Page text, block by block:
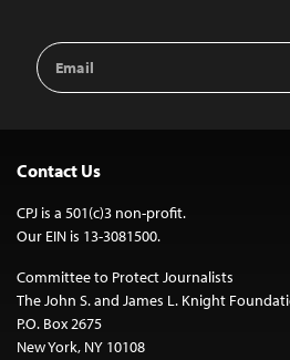
Email
Address
Contact Us
CPJ is a 501(c)3 non-profit.
Our EIN is 13-3081500.
Committee to Protect Journalists
The John S. and James L. Knight
P.O. Box 2675
New York, NY 10108